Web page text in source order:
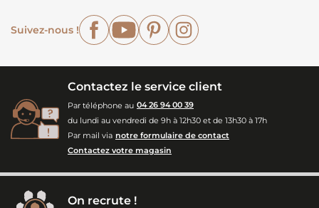
Suivez-nous !
FacebookYouTubePinterest
Contactez le service client
Par téléphone au 04 26 94 00 39
du lundi au vendredi de 9h à 12h30 et de 13h30 à 17h
Par mail via notre formulaire de contact
Contactez votre magasin
On recrute !